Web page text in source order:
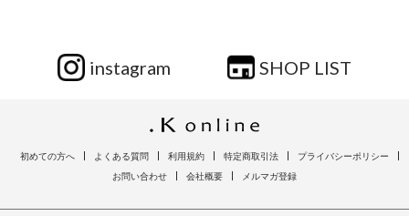
instagram SHOP LIST
初めての方へ よくある質問 利用規約 特定商取引法
プライバシーポリシー
お問い合わせ
会社概要 メルマガ登録